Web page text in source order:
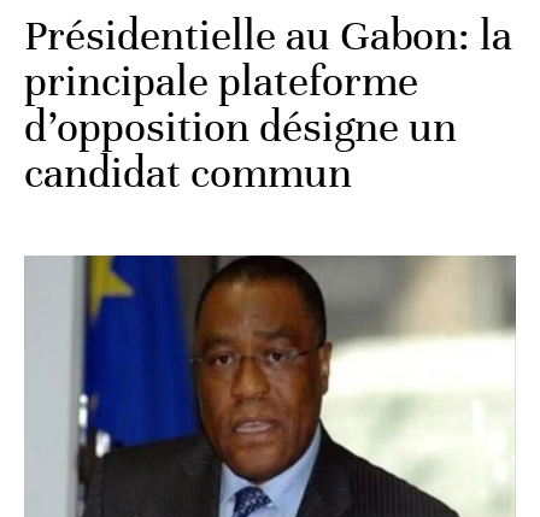
Présidentielle au Gabon: la
principale plateforme
d’opposition désigne un
candidat commun